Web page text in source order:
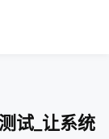
试_让系统